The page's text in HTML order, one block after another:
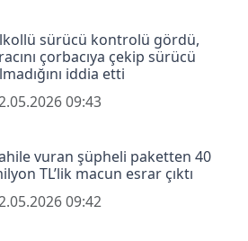
sürücü kontrolü gördü,
çorbacıya çekip sürücü
iddia etti
09:43
vuran şüpheli paketten 40
TL’lik macun esrar çıktı
09:42